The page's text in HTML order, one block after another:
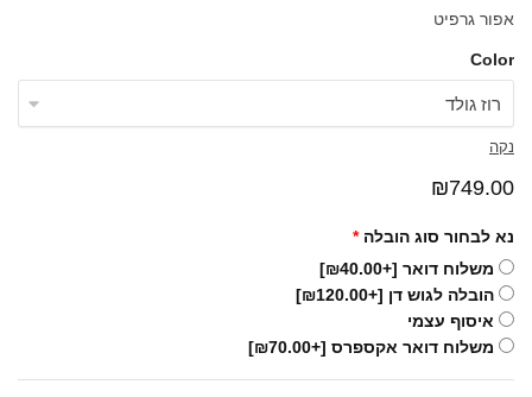
אפור גרפיט
Color
נקה
₪749.00
נא לבחור סוג הובלה *
משלוח דואר [+₪40.00]
הובלה לגוש דן [+₪120.00]
איסוף עצמי
משלוח דואר אקספרס [+₪70.00]